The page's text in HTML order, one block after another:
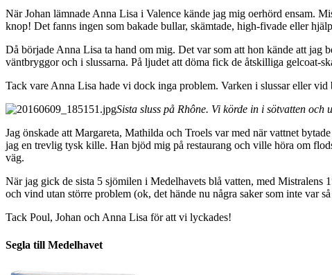
När Johan lämnade Anna Lisa i Valence kände jag mig oerhörd ensam.
knop! Det fanns ingen som bakade bullar, skämtade, high-fivade eller
Då började Anna Lisa ta hand om mig. Det var som att hon kände att jag
väntbryggor och i slussarna. På ljudet att döma fick de åtskilliga gelcoat-
Tack vare Anna Lisa hade vi dock inga problem. Varken i slussar eller
Sista sluss på Rhône. Vi körde in i sötvatten och
Jag önskade att Margareta, Mathilda och Troels var med när vattnet
jag en trevlig tysk kille. Han bjöd mig på restaurang och ville höra om
väg.
När jag gick de sista 5 sjömilen i Medelhavets blå vatten, med Mistralens
och vind utan större problem (ok, det hände nu några saker som inte var
Tack Poul, Johan och Anna Lisa för att vi lyckades!
Segla till Medelhavet